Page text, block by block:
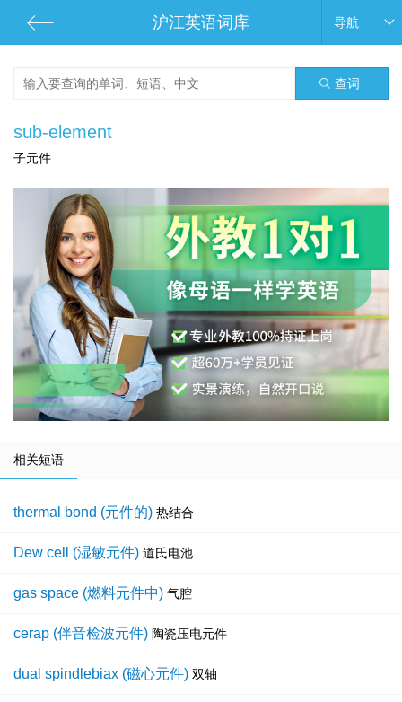
沪江英语词库 导航
查词
sub-element
子元件
相关短语
thermal bond (元件的) 热结合
Dew cell (湿敏元件) 道氏电池
gas space (燃料元件中) 气腔
cerap (伴音检波元件) 陶瓷压电元件
dual spindlebiax (磁心元件) 双轴